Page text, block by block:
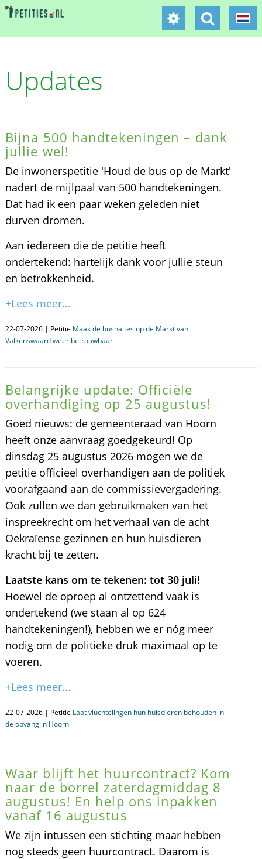
Updates
Bijna 500 handtekeningen – dank
jullie wel!
De inwonerspetitie 'Houd de bus op de Markt'
nadert de mijlpaal van 500 handtekeningen.
Dat had ik een paar weken geleden niet
durven dromen.
Aan iedereen die de petitie heeft
ondertekend: hartelijk dank voor jullie steun
en betrokkenheid.
+Lees meer...
22-07-2026 | Petitie Maak de bushaltes op de Markt van
Valkenswaard weer betrouwbaar
Belangrijke update: Officiële
overhandiging op 25 augustus!
Goed nieuws: de gemeenteraad van Hoorn
heeft onze aanvraag goedgekeurd! Op
dinsdag 25 augustus 2026 mogen we de
petitie officieel overhandigen aan de politiek
voorafgaand aan de commissievergadering.
Ook zullen we dan gebruikmaken van het
inspreekrecht om het verhaal van de acht
Oekraïense gezinnen en hun huisdieren
kracht bij te zetten.
Laatste kans om te tekenen: tot 30 juli!
Hoewel de oproep al ontzettend vaak is
ondertekend (we staan al op 624
handtekeningen!), hebben we er nóg meer
nodig om de politieke druk maximaal op te
voeren.
+Lees meer...
22-07-2026 | Petitie Laat vluchtelingen hun huisdieren behouden in
de opvang in Hoorn
Waar blijft het huurcontract? Kom
naar de borrel zaterdagmiddag 8
augustus! En help ons inpakken
vanaf 16 augustus
We zijn intussen een stichting maar hebben
nog steeds geen huurcontract. Daarom is